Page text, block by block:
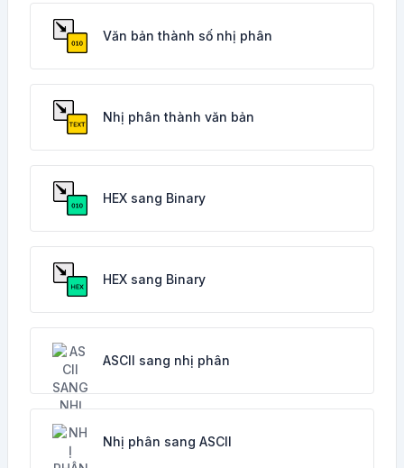
Văn bản thành số nhị phân
Nhị phân thành văn bản
HEX sang Binary
HEX sang Binary
ASCII sang nhị phân
Nhị phân sang ASCII